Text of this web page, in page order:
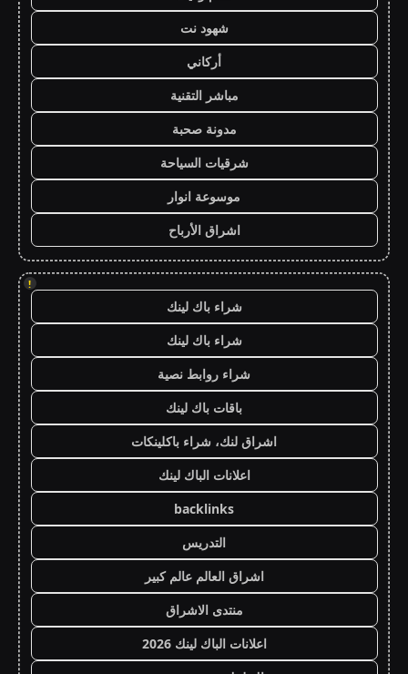
شهود نت
أركاني
مباشر التقنية
مدونة صحبة
شرقيات السياحة
موسوعة انوار
اشراق الأرباح
!
شراء باك لينك
شراء باك لينك
شراء روابط نصية
باقات باك لينك
اشراق لنك، شراء باكلينكات
اعلانات الباك لينك
backlinks
التدريس
اشراق العالم عالم كبير
منتدى الاشراق
اعلانات الباك لينك 2026